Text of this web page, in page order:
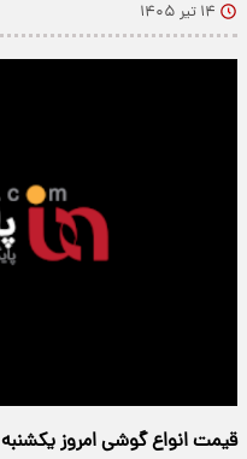
۱۴ تیر ۱۴۰۵
قیمت انواع گوشی امروز یکشنبه ۱۷ خرداد ۱۴۰۵